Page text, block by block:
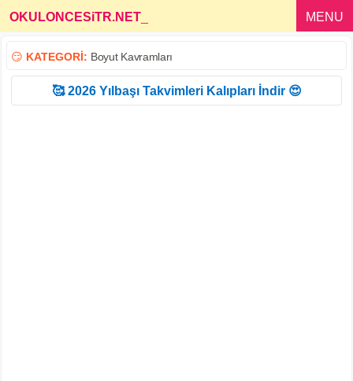
OKULONCESiTR.NET MENU
😏 KATEGORİ: Boyut Kavramları
🥰 2026 Yılbaşı Takvimleri Kalıpları İndir 😍